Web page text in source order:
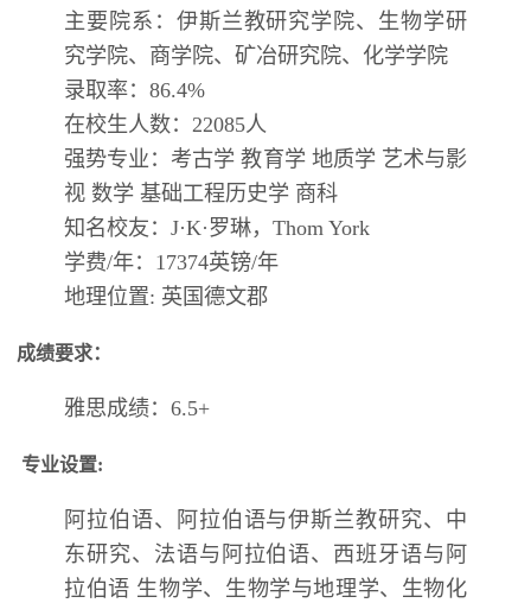
主要院系：伊斯兰教研究学院、生物学研
究学院、商学院、矿冶研究院、化学学院
录取率： 86.4%
在校生人数： 22085人
强势专业：考古学 教育学 地质学 艺术与影
视 数学 基础工程历史学 商科
知名校友： J·K·罗琳， Thom York
学费/年： 17374英镑/年
地理位置: 英国德文郡
成绩要求：
雅思成绩： 6.5+
专业设置:
阿拉伯语、阿拉伯语与伊斯兰教研究、中
东研究、法语与阿拉伯语、西班牙语与阿
拉伯语 生物学、生物学与地理学、生物化